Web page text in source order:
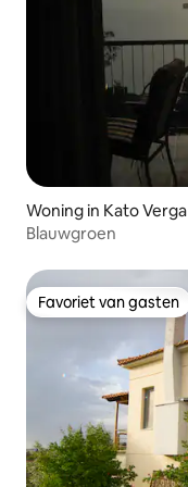
Woning in Kato Verga
Blauwgroen
Favoriet van gasten
Favoriet van gasten